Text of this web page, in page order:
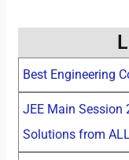
Best Engineering
JEE Main Session
Solutions from